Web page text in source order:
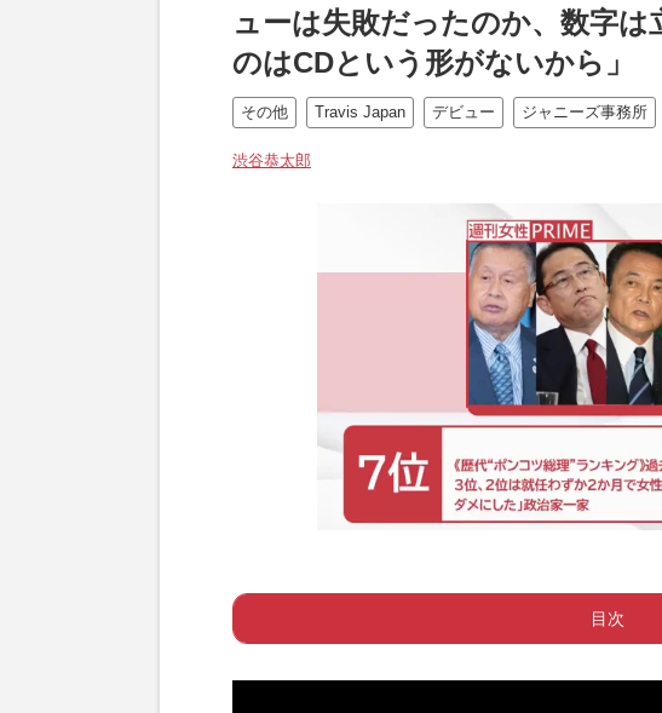
ューは失敗だったのか、数字
のはCDという形がないから」
その他 Travis Japan デビュー ジャニーズ事務所
渋谷恭太郎
目次
Page 1 ー CDデビューじゃないと実感が